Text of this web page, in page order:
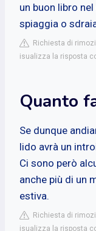
un buon libro
spiaggia o
Richiesta di
isualizza la risposta
Quanto
Se dunque
lido avrà un
Ci sono però
anche più di un
estiva.
Richiesta di
isualizza la risposta